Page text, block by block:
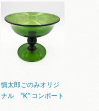
慎太郎ごのみオリジ
ナル “K” コンポート